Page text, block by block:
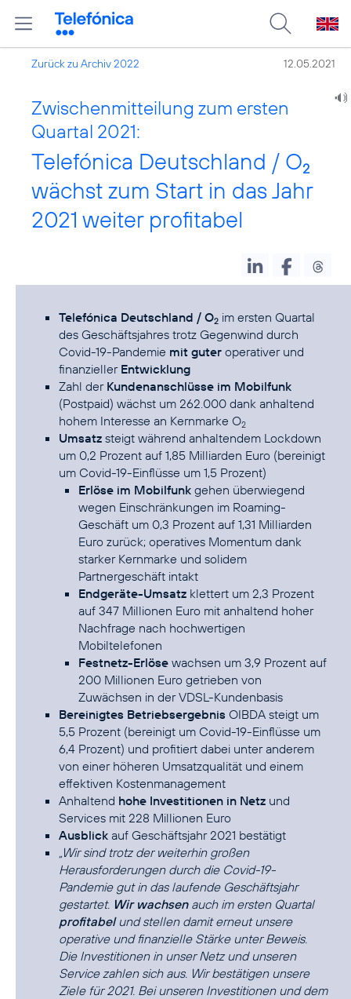
Zurück zu Archiv 2022 12.05.2021
Zwischenmitteilung zum ersten
Quartal 2021:
Telefónica Deutschland / O2
wächst zum Start in das Jahr
2021 weiter profitabel
Telefónica Deutschland / O2 im ersten Quartal
des Geschäftsjahres trotz Gegenwind durch
Covid-19-Pandemie mit guter operativer und
finanzieller Entwicklung
Zahl der Kundenanschlüsse im Mobilfunk
(Postpaid) wächst um 262.000 dank anhaltend
hohem Interesse an Kernmarke O2
Umsatz steigt während anhaltendem Lockdown
um 0,2 Prozent auf 1,85 Milliarden Euro (bereinigt
um Covid-19-Einflüsse um 1,5 Prozent)
Erlöse im Mobilfunk gehen überwiegend
wegen Einschränkungen im Roaming-
Geschäft um 0,3 Prozent auf 1,31 Milliarden
Euro zurück; operatives Momentum dank
starker Kernmarke und solidem
Partnergeschäft intakt
Endgeräte-Umsatz klettert um 2,3 Prozent
auf 347 Millionen Euro mit anhaltend hoher
Nachfrage nach hochwertigen
Mobiltelefonen
Festnetz-Erlöse wachsen um 3,9 Prozent auf
200 Millionen Euro getrieben von
Zuwächsen in der VDSL-Kundenbasis
Bereinigtes Betriebsergebnis OIBDA steigt um
5,5 Prozent (bereinigt um Covid-19-Einflüsse um
6,4 Prozent) und profitiert dabei unter anderem
von einer höheren Umsatzqualität und einem
effektiven Kostenmanagement
Anhaltend hohe Investitionen in Netz und
Services mit 228 Millionen Euro
Ausblick auf Geschäftsjahr 2021 bestätigt
„Wir sind trotz der weiterhin großen
Herausforderungen durch die Covid-19-
Pandemie gut in das laufende Geschäftsjahr
gestartet. Wir wachsenauch im ersten Quartal
profitabelund stellen damit erneut unsere
operative und finanzielle Stärke unter Beweis.
Die Investitionen in unser Netz und unseren
Service zahlen sich aus. Wir bestätigen unsere
Ziele für 2021. Bei unseren Investitionen und dem